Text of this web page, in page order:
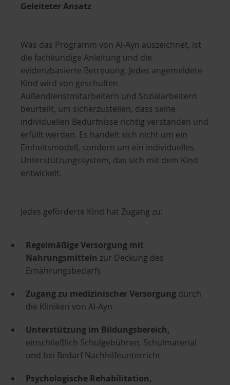
Geleiteter Ansatz
Was das Programm von Al-Ayn auszeichnet, ist
die fachkundige Anleitung und die
evidenzbasierte Betreuung. Jedes angemeldete
Kind wird von geschulten
Außendienstmitarbeitern und Sozialarbeitern
beurteilt, um sicherzustellen, dass seine
individuellen Bedürfnisse richtig verstanden und
erfüllt werden. Es handelt sich nicht um ein
Einheitsmodell, sondern um ein individuelles
Unterstützungssystem, das sich mit dem Kind
entwickelt.
Jedes geförderte Kind hat Zugang zu:
Regelmäßige Versorgung mit
Nahrungsmitteln zur Deckung des
Ernährungsbedarfs
Zugang zu medizinischer Versorgung durch
die Kliniken von Al-Ayn
Unterstützung im Bildungsbereich,
einschließlich Schulgebühren, Schulmaterial
und bei Bedarf Nachhilfeunterricht
Psychologische Rehabilitation,